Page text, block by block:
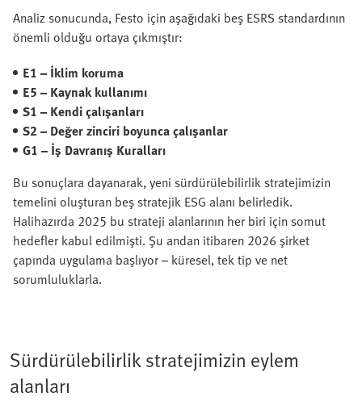
Analiz sonucunda, Festo için aşağıdaki beş ESRS standardının
önemli olduğu ortaya çıkmıştır:
E1 – İklim koruma
E5 – Kaynak kullanımı
S1 – Kendi çalışanları
S2 – Değer zinciri boyunca çalışanlar
G1 – İş Davranış Kuralları
Bu sonuçlara dayanarak, yeni sürdürülebilirlik stratejimizin
temelini oluşturan beş stratejik ESG alanı belirledik.
Halihazırda 2025 bu strateji alanlarının her biri için somut
hedefler kabul edilmişti. Şu andan itibaren 2026 şirket
çapında uygulama başlıyor – küresel, tek tip ve net
sorumluluklarla.
Sürdürülebilirlik stratejimizin eylem
alanları